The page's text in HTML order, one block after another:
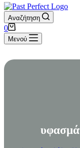
Αναζήτηση
Καλάθι
Αγορών
0
Μενού